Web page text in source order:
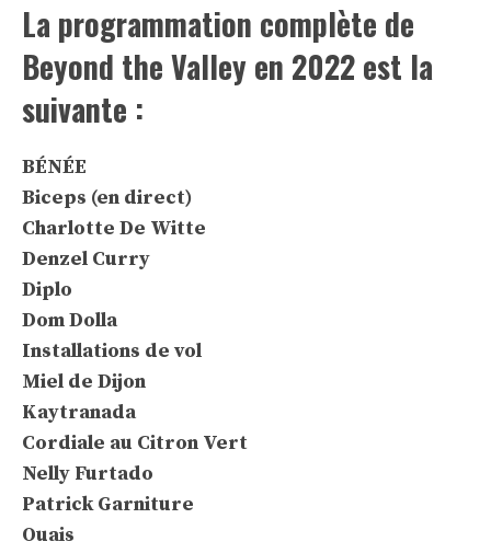
La programmation complète de
Beyond the Valley en 2022 est la
suivante :
BÉNÉE
Biceps (en direct)
Charlotte De Witte
Denzel Curry
Diplo
Dom Dolla
Installations de vol
Miel de Dijon
Kaytranada
Cordiale au Citron Vert
Nelly Furtado
Patrick Garniture
Ouais